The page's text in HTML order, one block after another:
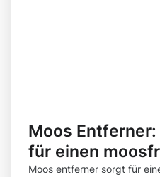
Moos
für einen
Moos entferner sorgt für